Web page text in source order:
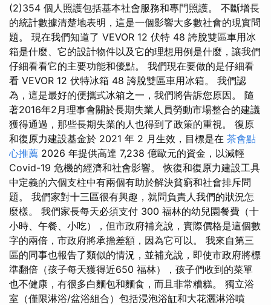
(2)354 個人照護包括基本社會服務和專門照護。 不斷增長
的統計數據清楚地表明，這是一個影響大多數社會的現實問
題。 現在我們知道了 VEVOR 12 伏特 48 誇脫雙區車用冰
箱是什麼、它的設計物件以及它的理想用例是什麼，讓我們
仔細看看它的主要功能和優點。 我們現在要做的是仔細看
看 VEVOR 12 伏特冰箱 48 誇脫雙區車用冰箱。 我們認
為，這是最好的便攜式冰箱之一，我們將告訴您原因。 隨
著2016年2月理事會關於長期失業人員勞動市場整合的建議
獲得通過，那些長期失業的人也得到了政策的重視。 復原
和復原力建設基金於 2021 年 2 月生效，目標是在 茶會點
心推薦 2026 年提供高達 7,238 億歐元的資金，以減輕
Covid-19 危機的經濟和社會影響。 恢復和復原力建設工具
中定義的六個支柱中有兩個有助於解決貧窮和社會排斥問
題。 我們家對十三區很有興趣，就問負責人我們的狀況怎
麼樣。 我們家長每天必須支付 300 福林的幼兒園餐費（十
小時、午餐、小吃），但市政府補充說，實際價格是這個數
字的兩倍，市政府將承擔差額，因為它可以。 我來自第三
區的同事也報告了類似的情況，並補充說，即使市政府將標
準翻倍（孩子每天獲得近650 福林），孩子們收到的菜單
也不健康，有很多白麵包和麵食，而且非常糟糕。 獨立浴
室（僅限淋浴/盆浴組合）包括浸泡浴缸和大花灑淋浴噴